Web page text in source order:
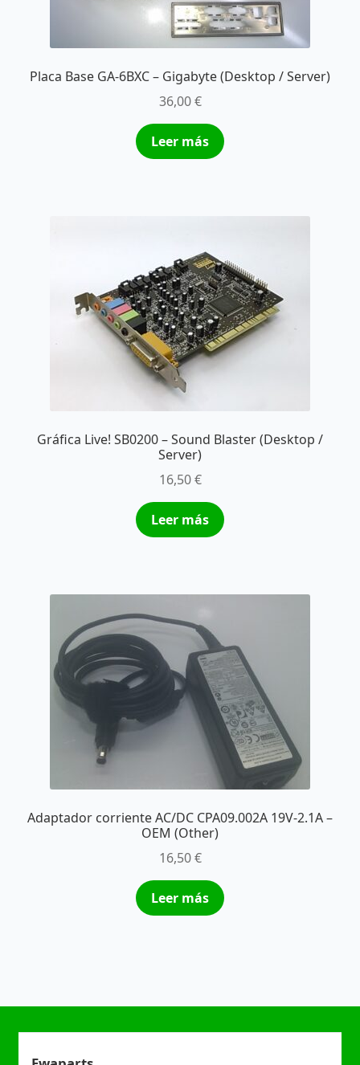
Placa Base GA-6BXC – Gigabyte (Desktop / Server)
36,00€
Leer más
Gráfica Live! SB0200 – Sound Blaster (Desktop /
Server)
16,50€
Leer más
Adaptador corriente AC/DC CPA09.002A 19V-2.1A –
OEM (Other)
16,50€
Leer más